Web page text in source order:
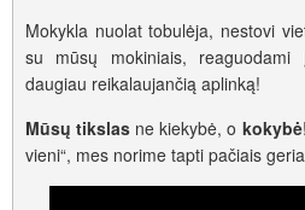
Mokykla nuolat tobulėja, nestovi
su mūsų mokiniais,
daugiau reikalaujančią aplinką!
Mūsų tikslas ne kiekybė, o kokybė
vieni“, mes norime tapti pačiais